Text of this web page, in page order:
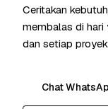
Ceritakan
membalas di hari
dan setiap
Chat